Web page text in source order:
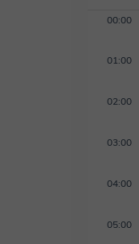
00:00
01:00
02:00
03:00
04:00
05:00